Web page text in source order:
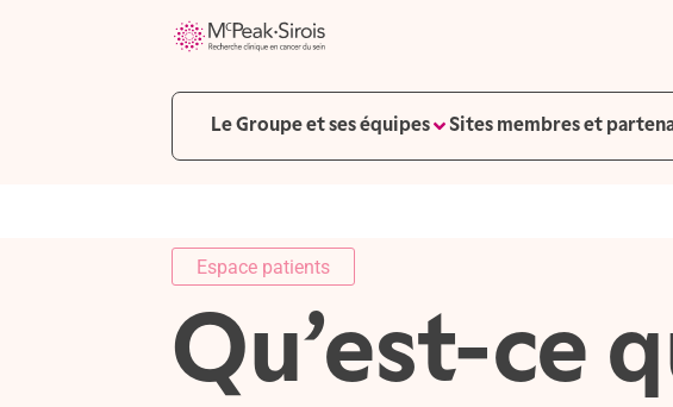
Le Groupe et ses équipes Sites membres et
Espace patients
Qu’est-ce